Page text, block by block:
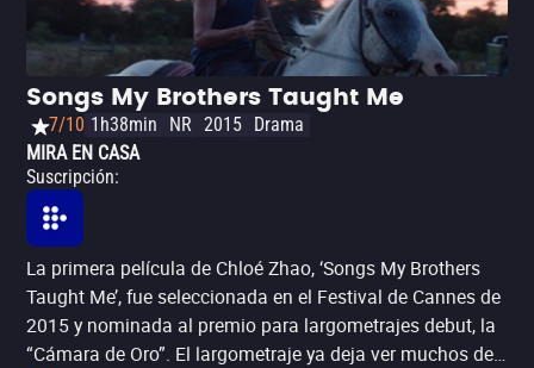
Songs My Brothers Taught Me
7/10 1h38min NR 2015 Drama
MIRA EN CASA
Suscripción:
La primera película de Chloé Zhao, ‘Songs My Brothers
Taught Me’, fue seleccionada en el Festival de Cannes de
2015 y nominada al premio para largometrajes debut, la
“Cámara de Oro”. El largometraje ya deja ver muchos de